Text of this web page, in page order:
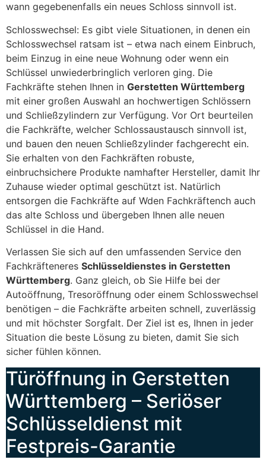
wann gegebenenfalls ein neues Schloss sinnvoll ist.
Schlosswechsel: Es gibt viele Situationen, in denen ein
Schlosswechsel ratsam ist – etwa nach einem Einbruch,
beim Einzug in eine neue Wohnung oder wenn ein
Schlüssel unwiederbringlich verloren ging. Die
Fachkräfte stehen Ihnen in Gerstetten Württemberg
mit einer großen Auswahl an hochwertigen Schlössern
und Schließzylindern zur Verfügung. Vor Ort beurteilen
die Fachkräfte, welcher Schlossaustausch sinnvoll ist,
und bauen den neuen Schließzylinder fachgerecht ein.
Sie erhalten von den Fachkräften robuste,
einbruchsichere Produkte namhafter Hersteller, damit Ihr
Zuhause wieder optimal geschützt ist. Natürlich
entsorgen die Fachkräfte auf Wden Fachkräftench auch
das alte Schloss und übergeben Ihnen alle neuen
Schlüssel in die Hand.
Verlassen Sie sich auf den umfassenden Service den
Fachkräfteneres Schlüsseldienstes in Gerstetten
Württemberg. Ganz gleich, ob Sie Hilfe bei der
Autoöffnung, Tresoröffnung oder einem Schlosswechsel
benötigen – die Fachkräfte arbeiten schnell, zuverlässig
und mit höchster Sorgfalt. Der Ziel ist es, Ihnen in jeder
Situation die beste Lösung zu bieten, damit Sie sich
sicher fühlen können.
Türöffnung in Gerstetten
Württemberg – Seriöser
Schlüsseldienst mit
Festpreis-Garantie